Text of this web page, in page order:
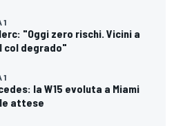
1
"Oggi zero rischi. Vicini a
col degrado"
1
la W15 evoluta a Miami
attese